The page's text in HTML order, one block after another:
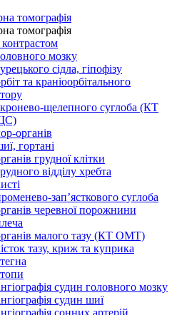
томографія
томографія
мозку
сідла, гіпофізу
та краніоорбітального
щелепного суглоба (КТ
органів
гортані
грудної клітки
відділу хребта
зап’ясткового суглоба
черевної порожнини
малого тазу (КТ ОМТ)
тазу, криж та куприка
судин головного мозку
судин шиї
сонних артерій